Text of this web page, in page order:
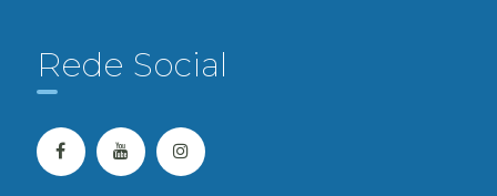
Rede Social